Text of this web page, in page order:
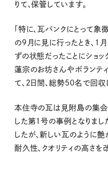
りて、保管しています。
「特に、瓦バンクにとって
の9月に見に行ったとき、1
ずの状態だったことにショ
蓮宗のお坊さんやボランテ
て、2日間、総勢５０名で回収
本住寺の瓦は見附島の集会
した第１号の事例となりま
したが、新しい瓦のように
耐久性、クオリティの高さを